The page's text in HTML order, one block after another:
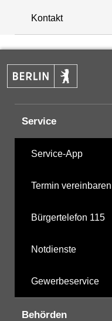
+
−
Kontakt
Service
Service-App
Termin vereinbaren
Bürgertelefon 115
Notdienste
Gewerbeservice
Behörden